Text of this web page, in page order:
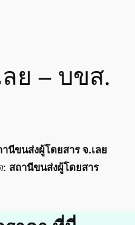
ย – บขส.
านีขนส่งผู้โดยสาร จ.เลย
: สถานีขนส่งผู้โดยสาร